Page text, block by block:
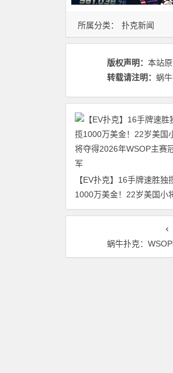
所属分类： 扑克新闻
版权声明： 本站
转载请注明： 蜗
【EV扑克】16手牌速胜独
1000万美金！22岁美国小
夺得2026年WSOP主赛冠
蜗牛扑克：